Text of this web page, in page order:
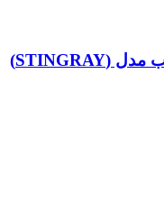
کنسول دوچرخه ثابت با ضربان قلب مدل (STINGRAY)